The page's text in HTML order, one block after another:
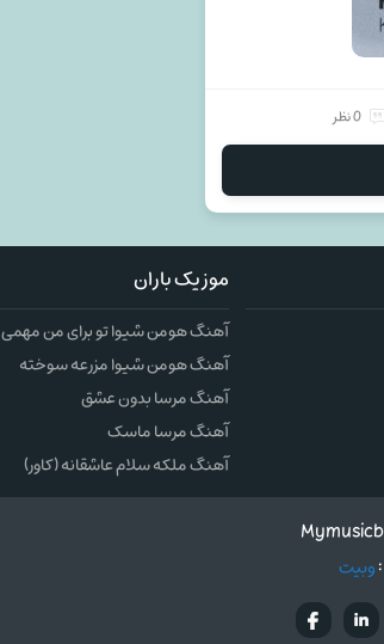
0 نظر
موزیک باران
آهنگ هومن شیوا تو برای من مهمی
آهنگ هومن شیوا مزرعه سوخته
آهنگ مرسا بدون عشق
آهنگ مرسا ماسک
آهنگ ملکه سلام عاشقانه (کاور)
:وبیت
تويترتلگرام
اینستاگرام